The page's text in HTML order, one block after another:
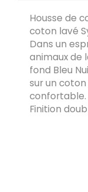
Housse de
coton lavé
Dans un
animaux de
fond Bleu
sur un
confortable.
Finition